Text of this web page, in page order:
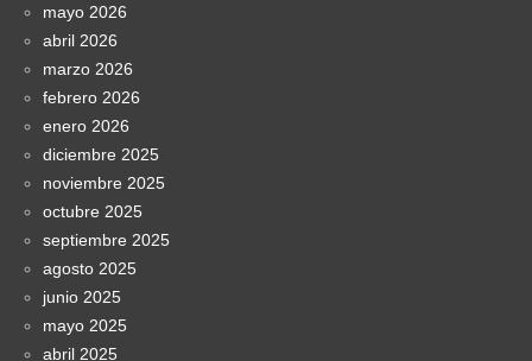
mayo 2026
abril 2026
marzo 2026
febrero 2026
enero 2026
diciembre 2025
noviembre 2025
octubre 2025
septiembre 2025
agosto 2025
junio 2025
mayo 2025
abril 2025